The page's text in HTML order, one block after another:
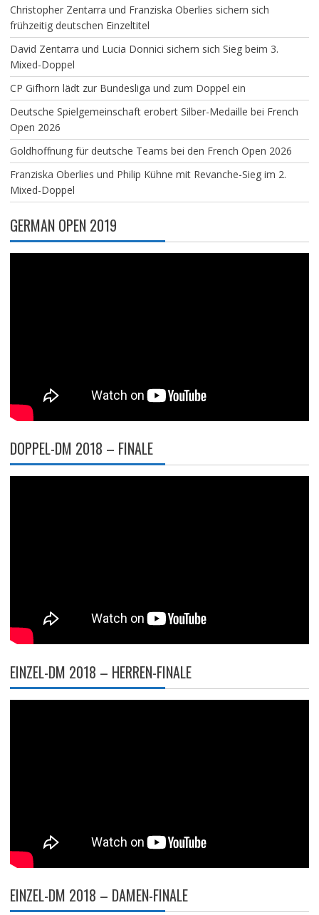
Christopher Zentarra und Franziska Oberlies sichern sich
frühzeitig deutschen Einzeltitel
David Zentarra und Lucia Donnici sichern sich Sieg beim 3.
Mixed-Doppel
CP Gifhorn lädt zur Bundesliga und zum Doppel ein
Deutsche Spielgemeinschaft erobert Silber-Medaille bei French
Open 2026
Goldhoffnung für deutsche Teams bei den French Open 2026
Franziska Oberlies und Philip Kühne mit Revanche-Sieg im 2.
Mixed-Doppel
GERMAN OPEN 2019
DOPPEL-DM 2018 – FINALE
EINZEL-DM 2018 – HERREN-FINALE
EINZEL-DM 2018 – DAMEN-FINALE